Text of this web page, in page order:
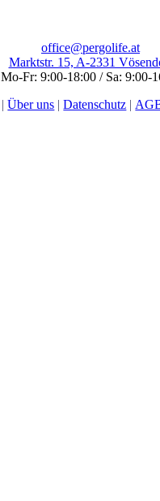
office@pergolife.at
Marktstr. 15, A-2331
Mo-Fr: 9:00-18:00 / Sa: 9:00-
| Über uns | Datenschutz |